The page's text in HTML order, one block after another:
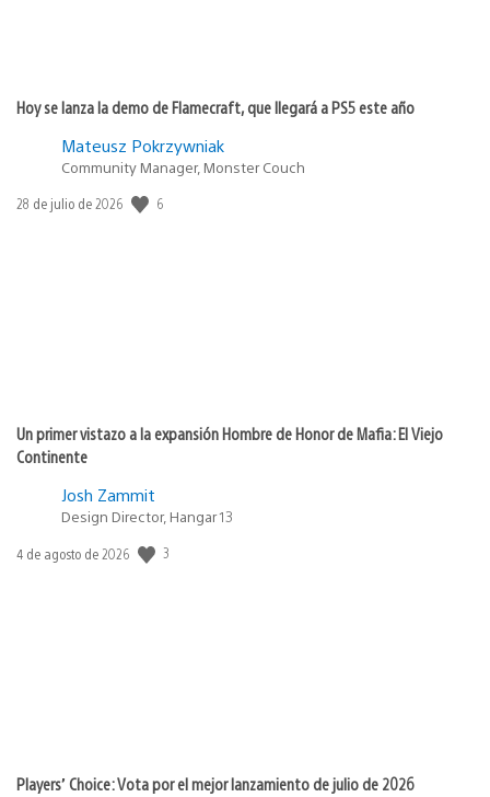
Hoy se lanza la demo de Flamecraft, que llegará a PS5 este año
Mateusz Pokrzywniak
Community Manager, Monster Couch
Fecha
28 de julio de 2026 6
Un primer vistazo a la expansión Hombre de Honor de Mafia: El Viejo
Continente
Josh Zammit
Design Director, Hangar 13
Fecha
4 de agosto de 2026 3
Players’ Choice: Vota por el mejor lanzamiento de julio de 2026